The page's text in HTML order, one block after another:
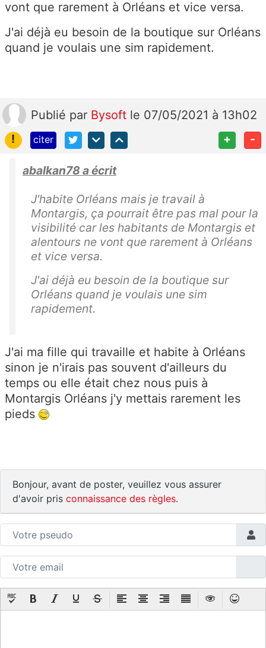
vont que rarement à Orléans et vice versa.
J'ai déjà eu besoin de la boutique sur Orléans
quand je voulais une sim rapidement.
Publié par Bysoft le 07/05/2021 à 13h02
!
citer + -
abalkan78 a écrit
J'habite Orléans mais je travail à
Montargis, ça pourrait être pas mal pour la
visibilité car les habitants de Montargis et
alentours ne vont que rarement à Orléans
et vice versa.
J'ai déjà eu besoin de la boutique sur
Orléans quand je voulais une sim
rapidement.
J'ai ma fille qui travaille et habite à Orléans
sinon je n'irais pas souvent d'ailleurs du
temps ou elle était chez nous puis à
Montargis Orléans j'y mettais rarement les
pieds
Bonjour, avant de poster, veuillez vous assurer
d'avoir pris connaissance des règles.